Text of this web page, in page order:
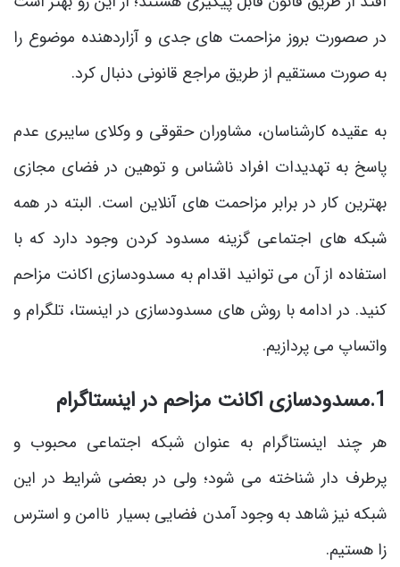
در صصورت بروز مزاحمت های جدی و آزاردهنده موضوع را
به صورت مستقیم از طریق مراجع قانونی دنبال کرد.
به عقیده کارشناسان، مشاوران حقوقی و وکلای سایبری عدم
پاسخ به تهدیدات افراد ناشناس و توهین در فضای مجازی
بهترین کار در برابر مزاحمت های آنلاین است. البته در همه
شبکه های اجتماعی گزینه مسدود کردن وجود دارد که با
استفاده از آن می توانید اقدام به مسدودسازی اکانت مزاحم
کنید. در ادامه با روش های مسدودسازی در اینستا، تلگرام و
واتساپ می پردازیم.
1.مسدودسازی اکانت مزاحم در اینستاگرام
هر چند اینستاگرام به عنوان شبکه اجتماعی محبوب و
پرطرف دار شناخته می شود؛ ولی در بعضی شرایط در این
شبکه نیز شاهد به وجود آمدن فضایی بسیار ناامن و استرس
زا هستیم.